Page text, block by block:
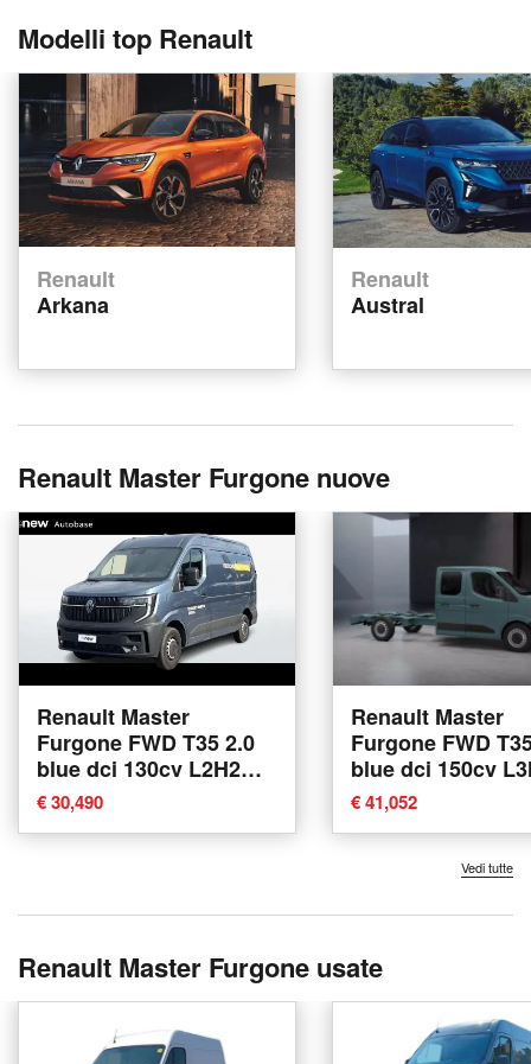
Modelli top Renault
Renault
Arkana
Renault
Austral
Renault Master Furgone nuove
Renault Master
Furgone FWD T35 2.0
blue dci 130cv L2H2
nuova a Albignasego
€ 30,490
Renault Master
Furgone FWD
blue dci 150cv
EVIE nuova a
€ 41,052
Vedi tutte
Renault Master Furgone usate